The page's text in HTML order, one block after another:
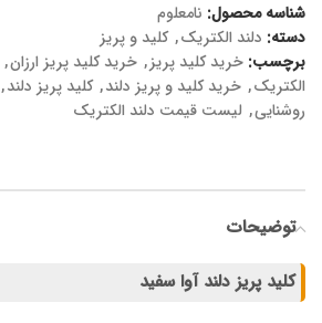
شناسه محصول: نامعلوم
دسته: دلند الکتریک, کلید و پریز
برچسب: خرید کلید پریز, خرید کلید پریز ارزان,
الکتریک, خرید کلید و پریز دلند, کلید پریز دلند,
روشنایی, لیست قیمت دلند الکتریک
توضیحات
کلید پریز دلند آوا سفید